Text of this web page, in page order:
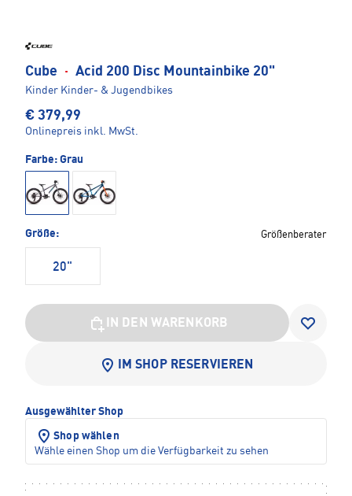
Cube · Acid 200 Disc Mountainbike 20"
Kinder Kinder- & Jugendbikes
€ 379,99
Onlinepreis inkl. MwSt.
Farbe: Grau
Größe: Größenberater
20"
IN DEN WARENKORB
IM SHOP RESERVIEREN
Ausgewählter Shop
Shop wählen
Wähle einen Shop um die Verfügbarkeit zu sehen